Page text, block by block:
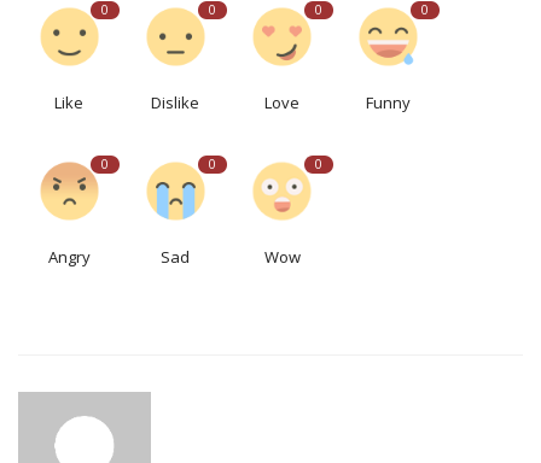
0
Like
0
Dislike
0
Love
0
Funny
0
Angry
0
Sad
0
Wow